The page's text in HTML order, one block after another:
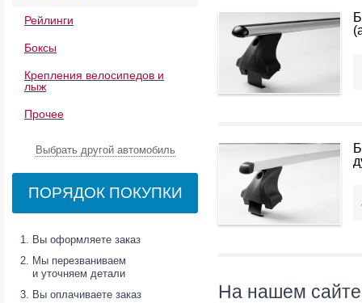
Рейлинги
Боксы
Крепления велосипедов и
лыж
Прочее
Выбрать другой автомобиль
ПОРЯДОК ПОКУПКИ
Вы оформляете заказ
Мы перезваниваем
и уточняем детали
Вы оплачиваете заказ
На нашем сайте